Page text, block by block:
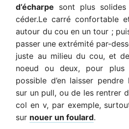
d’écharpe sont plus
céder.Le carré confortable
autour du cou en un tour ;
passer une extrémité par-
juste au milieu du cou, et
noeud ou deux, pour
possible d’en laisser
sur un pull, ou de les rentrer
col en v, par exemple,
sur nouer un foulard.